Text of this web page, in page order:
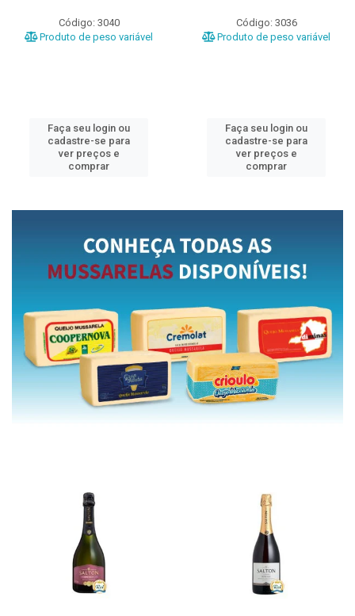
Código: 3040
Produto de peso variável
Faça seu login ou
cadastre-se para
ver preços e
comprar
Código: 3036
Produto de peso variável
Faça seu login ou
cadastre-se para
ver preços e
comprar